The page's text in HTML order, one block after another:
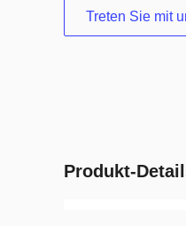
Treten Sie mit
Produkt-